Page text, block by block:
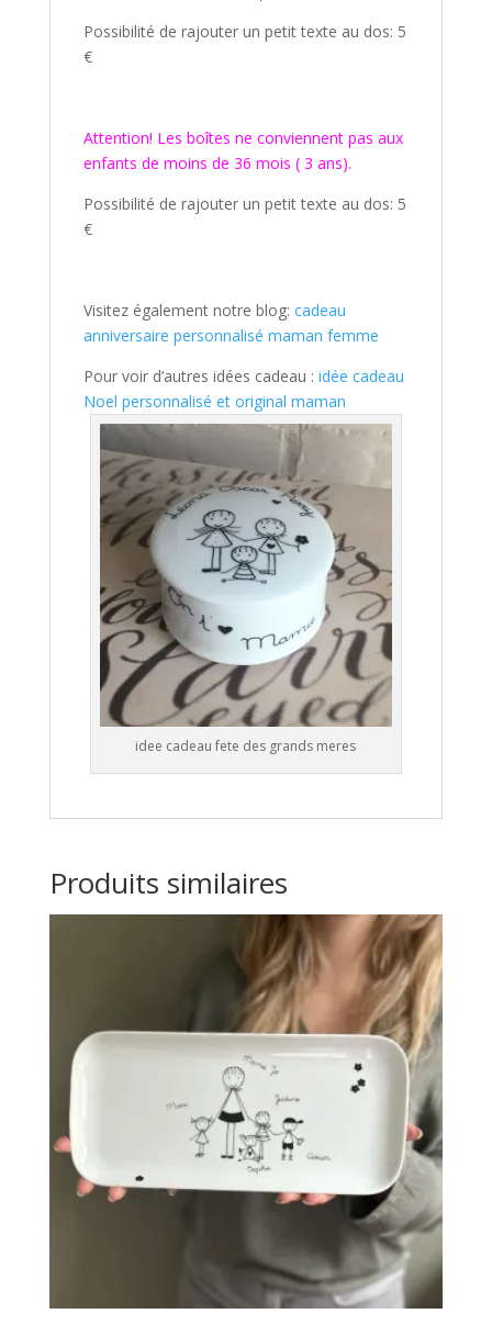
Possibilité de rajouter un petit texte au dos: 5
€
Attention! Les boîtes ne conviennent pas aux
enfants de moins de 36 mois ( 3 ans).
Possibilité de rajouter un petit texte au dos: 5
€
Visitez également notre blog: cadeau
anniversaire personnalisé maman femme
Pour voir d’autres idées cadeau : idée cadeau
Noel personnalisé et original maman
idee cadeau fete des grands meres
Produits similaires